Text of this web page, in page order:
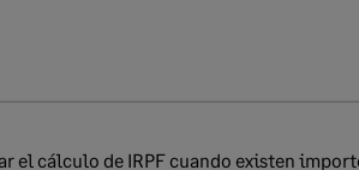
el cálculo de IRPF cuando existen